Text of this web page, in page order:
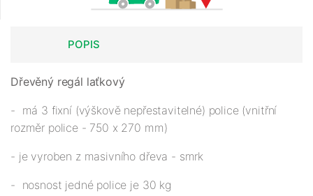
POPIS
Dřevěný regál laťkový
- má 3 fixní (výškově nepřestavitelné) police (vnitřní
rozměr police - 750 x 270 mm)
- je vyroben z masivního dřeva - smrk
- nosnost jedné police je 30 kg